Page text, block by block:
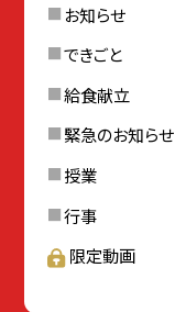
お知らせ
できごと
給食献立
緊急のお知らせ
授業
行事
限定動画